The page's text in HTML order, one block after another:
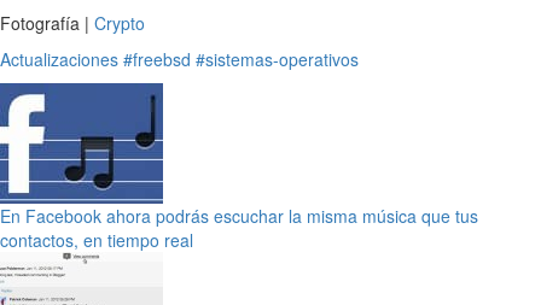
Fotografía | Crypto
Actualizaciones #freebsd #sistemas-operativos
En Facebook ahora podrás escuchar la misma música que tus
contactos, en tiempo real